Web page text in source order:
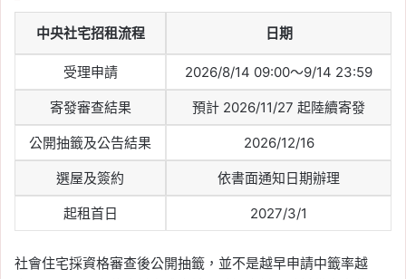
中央社宅招租流程 日期
受理申請 2026/8/14 09:00～9/14 23:59
寄發審查結果 預計 2026/11/27 起陸續寄發
公開抽籤及公告結果 2026/12/16
選屋及簽約 依書面通知日期辦理
起租首日 2027/3/1
社會住宅採資格審查後公開抽籤，並不是越早申請中籤率越